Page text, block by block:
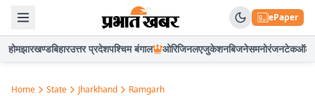
ePaper
होमझारखण्डबिहारउत्तर प्रदेशपश्चिम बंगाल ओरिजिनलएजुकेशनबिजनेसमनोरंजनटेकऑटो
Home State Jharkhand Ramgarh